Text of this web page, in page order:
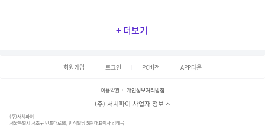
+ 더보기
회원가입 로그인 PC버전 APP다운
이용약관 개인정보처리방침
(주) 서치파이 사업자 정보
(주)서치파이
서울특별시 서초구 반포대로88, 반석빌딩 5층 대표이사 김태묵